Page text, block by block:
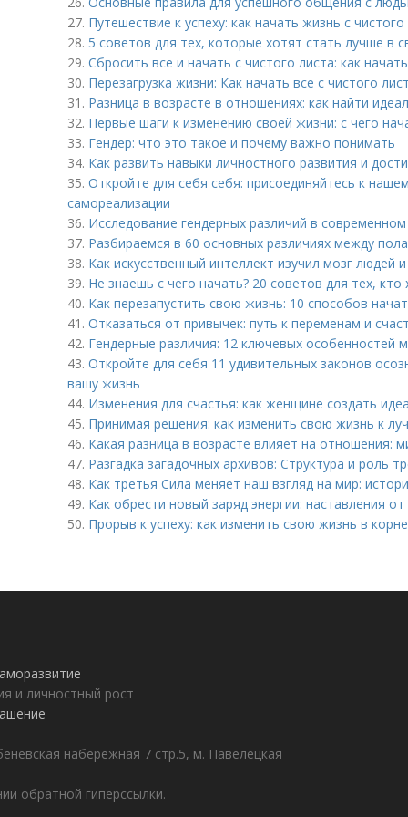
27. Путешествие к успеху: как начать жизнь с
28. 5 советов для тех, которые хотят стать лучше в
29. Сбросить все и начать с чистого листа: как
30. Перезагрузка жизни: Как начать все с чистого
31. Разница в возрасте в отношениях: как найти
32. Первые шаги к изменению своей жизни: с чего
33. Гендер: что это такое и почему важно понимать
34. Как развить навыки личностного развития и
35. Откройте для себя себя: присоединяйтесь к
самореализации
36. Исследование гендерных различий в
37. Разбираемся в 60 основных различиях между
38. Как искусственный интеллект изучил мозг людей
39. Не знаешь с чего начать? 20 советов для тех,
40. Как перезапустить свою жизнь: 10 способов
41. Отказаться от привычек: путь к переменам и
42. Гендерные различия: 12 ключевых особенностей
43. Откройте для себя 11 удивительных законов
вашу жизнь
44. Изменения для счастья: как женщине создать
45. Принимая решения: как изменить свою жизнь к
46. Какая разница в возрасте влияет на отношения:
47. Разгадка загадочных архивов: Структура и роль
48. Как третья Сила меняет наш взгляд на мир:
49. Как обрести новый заряд энергии: наставления от
50. Прорыв к успеху: как изменить свою жизнь в корне
и личностный рост
набережная 7 стр.5, м. Павелецкая
обратной гиперссылки.